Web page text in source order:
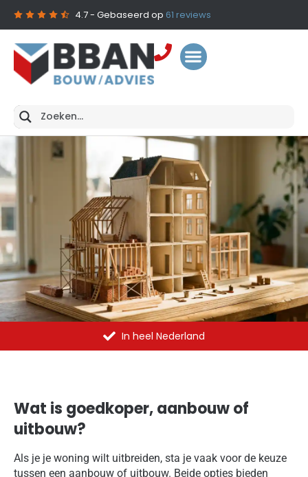
4.7- Gebaseerd op 61 reviews
In heel Nederland
Wat is goedkoper, aanbouw of
uitbouw?
Als je je woning wilt uitbreiden, sta je vaak voor de keuze
tussen een aanbouw of uitbouw. Beide opties bieden